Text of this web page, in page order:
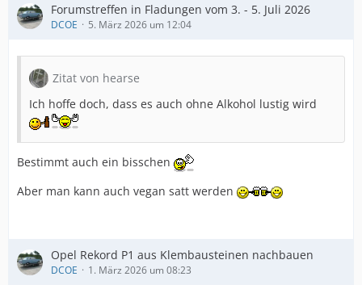
Forumstreffen in Fladungen vom 3. - 5. Juli 2026
DCOE 5. März 2026 um 12:04
Zitat von hearse
Ich hoffe doch, dass es auch ohne Alkohol lustig wird
Bestimmt auch ein bisschen
Aber man kann auch vegan satt werden
Opel Rekord P1 aus Klembausteinen nachbauen
DCOE 1. März 2026 um 08:23